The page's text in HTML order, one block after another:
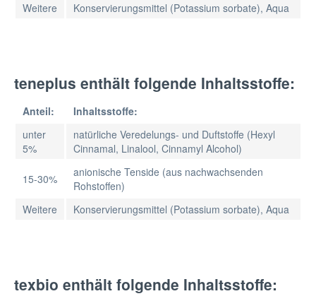
Weitere
Konservierungsmittel (Potassium sorbate), Aqua
teneplus enthält folgende Inhaltsstoffe:
Anteil:
Inhaltsstoffe:
unter
5%
natürliche Veredelungs- und Duftstoffe (Hexyl
Cinnamal, Linalool, Cinnamyl Alcohol)
15-30%
anionische Tenside (aus nachwachsenden
Rohstoffen)
Weitere
Konservierungsmittel (Potassium sorbate), Aqua
texbio enthält folgende Inhaltsstoffe: